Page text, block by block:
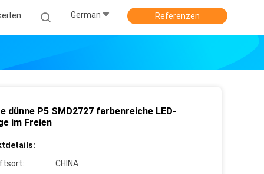
German Referenzen
dünne P5 SMD2727 farbenreiche LED-
im Freien
CHINA